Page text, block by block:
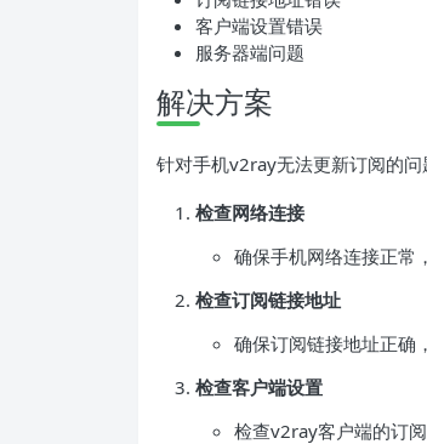
客户端设置错误
服务器端问题
解决方案
针对手机v2ray无法更新订阅的问
检查网络连接
确保手机网络连接正常
检查订阅链接地址
确保订阅链接地址正确
检查客户端设置
检查v2ray客户端的订